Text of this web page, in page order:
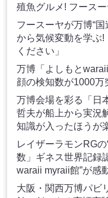
殖魚グルメ! フース
フースーヤが万博“
から気候変動を学ぶ!
ください」
万博「よしもと
顔の検知数が1000万
万博会場を彩る「日
哲夫が船上から実況
知識が入ったほうが
レイザーラモンRG
数」ギネス世界記録
waraii myraii館”が感
大阪・関西万博パビ